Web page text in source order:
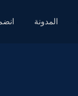
المدونة